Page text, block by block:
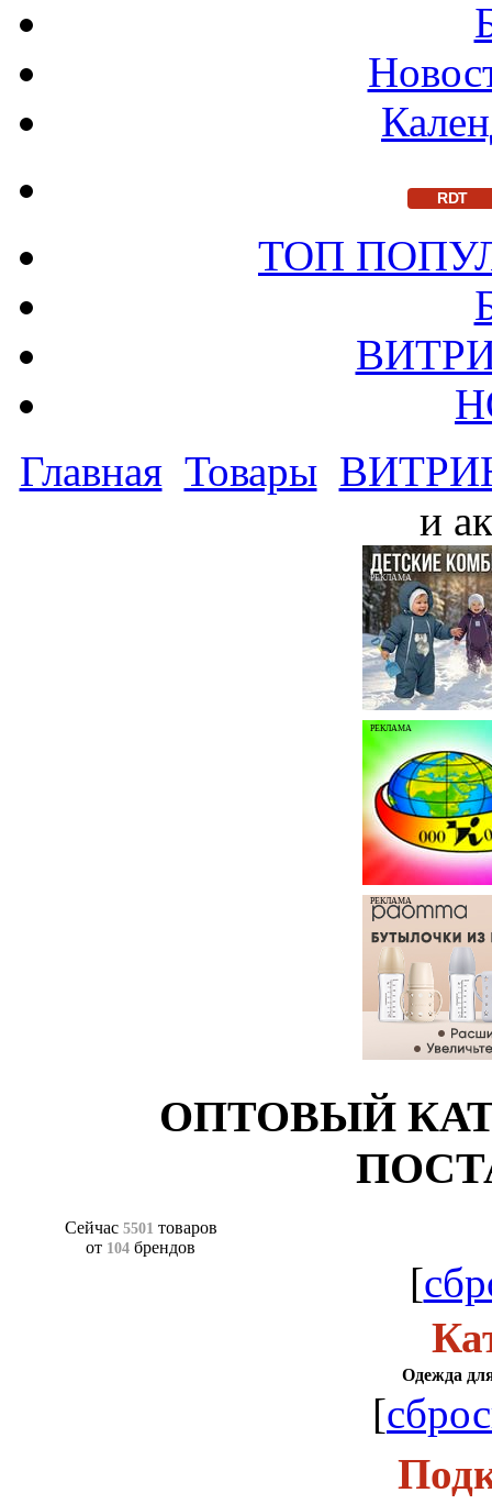
RDT
ТОП
Главная Товары
и
РЕКЛАМА
РЕКЛАМА
РЕКЛАМА
ОПТОВЫЙ
Сейчас 5501 товаров
от 104 брендов
[
Одежда
[